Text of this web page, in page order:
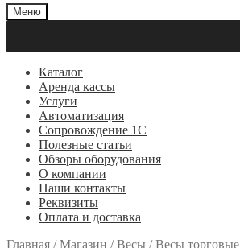
Меню
Каталог
Аренда кассы
Услуги
Автоматизация
Сопровождение 1С
Полезные статьи
Обзоры оборудования
О компании
Наши контакты
Реквизиты
Оплата и доставка
Главная /Магазин /Весы /Весы торговые